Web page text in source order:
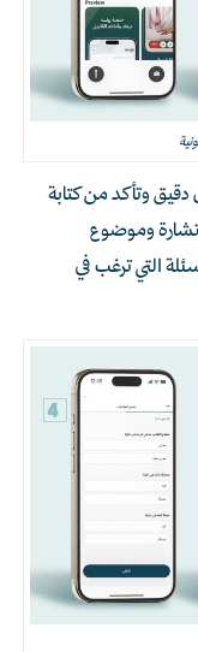
وتأكد من كتابة
وموضوع
التي ترغب في